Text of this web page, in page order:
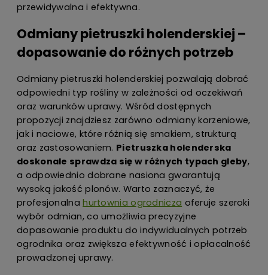
przewidywalna i efektywna.
Odmiany pietruszki holenderskiej –
dopasowanie do różnych potrzeb
Odmiany pietruszki holenderskiej pozwalają dobrać
odpowiedni typ rośliny w zależności od oczekiwań
oraz warunków uprawy. Wśród dostępnych
propozycji znajdziesz zarówno odmiany korzeniowe,
jak i naciowe, które różnią się smakiem, strukturą
oraz zastosowaniem. Pietruszka holenderska
doskonale sprawdza się w różnych typach gleby,
a odpowiednio dobrane nasiona gwarantują
wysoką jakość plonów. Warto zaznaczyć, że
profesjonalnahurtownia ogrodnicza oferuje szeroki
wybór odmian, co umożliwia precyzyjne
dopasowanie produktu do indywidualnych potrzeb
ogrodnika oraz zwiększa efektywność i opłacalność
prowadzonej uprawy.